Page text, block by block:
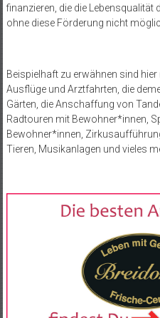
finanzieren, die die
ohne diese Förderung nicht
Beispielhaft zu erwähnen sind
Ausflüge und Arztfahrten, die
Gärten, die Anschaffung von
Radtouren mit Bewohner*innen,
Bewohner*innen,
Tieren, Musikanlagen und vieles